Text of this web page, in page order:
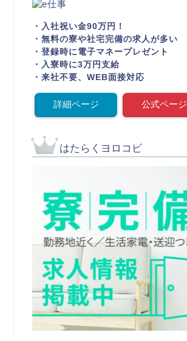
・入社祝い金90万円！
・無料の寮や社宅完備の求人が多い
・登録時に電子マネープレゼント
・入寮時に3万円支給
・来社不要、WEB面接対応
詳細ページ 公式ページ
はたらくヨロコビ